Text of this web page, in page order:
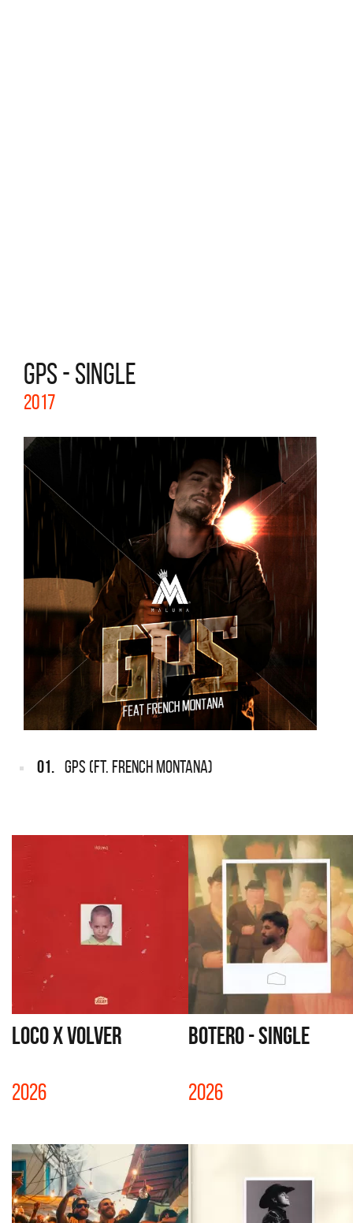
GPS - SINGLE
2017
01. GPS (FT. FRENCH MONTANA)
LOCO X VOLVER
2026
BOTERO - SINGLE
2026